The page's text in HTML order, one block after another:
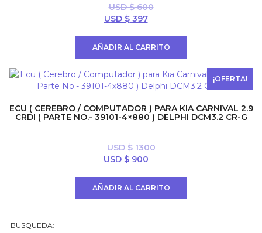
USD $600
El
era:
$ 600.
USD $397El
es:
$ 397.
AÑADIR AL CARRITO
¡OFERTA!
ECU ( CEREBRO / COMPUTADOR ) PARA KIA CARNIVAL 2.9
CRDI ( PARTE NO.- 39101-4×880 ) DELPHI DCM3.2 CR-G
USD $1300
El
era:
USD $900El
es:
AÑADIR AL CARRITO
BUSQUEDA: